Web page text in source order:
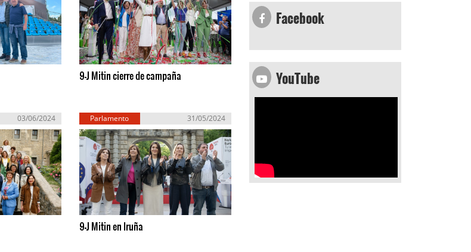
9-J Mitin cierre de campaña
03/06/2024
Parlamento
Europeo
31/05/2024
9-J Mitin en Iruña
Facebook
YouTube